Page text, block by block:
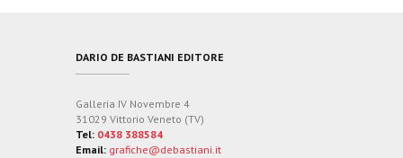
DARIO DE BASTIANI EDITORE
Galleria IV Novembre 4
31029 Vittorio Veneto (TV)
Tel: 0438 388584
Email: grafiche@debastiani.it